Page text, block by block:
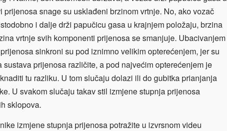
snage su usklađeni brzinom vrtnje. No, ako vozač
i dalje drži papučicu gasa u krajnjem položaju, brzina
vrtnje svih komponenti prijenosa se smanjuje. Ubacivanjem
sinkroni su pod iznimno velikim opterećenjem, jer su
prijenosa različite, a pod najvećim opterećenjem je
tu razliku. U tom slučaju dolazi ili do gubitka prianjanja
U svakom slučaju takav stil izmjene stupnja prijenosa
sklopova.
izmjene stupnja prijenosa potražite u izvrsnom videu